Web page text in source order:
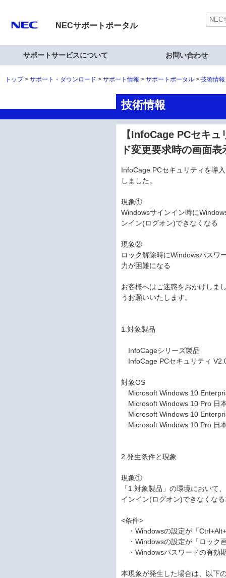
NECサポートポータル
サポートサービスについて お問い合わせ
トップ サポート・ダウンロード サポート情報 サポートポータル 技術情
技術情報
【InfoCage PCセキ
ド変更要求時の画面
InfoCage PCセキュリティを導
しました。
現象①
Windowsサインイン時に
ンイン(ログオン)できなくなる
現象②
ロック解除時にWindowsパスワ
力が困難になる
お客様へはご迷惑をおかけしま
うお願いいたします。
1.対象製品
InfoCageシリーズ製品
InfoCage PCセキュリティ
対象OS
Microsoft Windows 10
Microsoft Windows 10 Pro 日
Microsoft Windows 10
Microsoft Windows 10 Pro 日
2.発生条件と現象
現象①
「1.対象製品」の環境において
インイン(ログオン)できなくな
<条件>
・Windowsの設定が「
・Windowsの設定が「ロック
・Windowsパスワードの有効
本現象が発生した場合は、以下